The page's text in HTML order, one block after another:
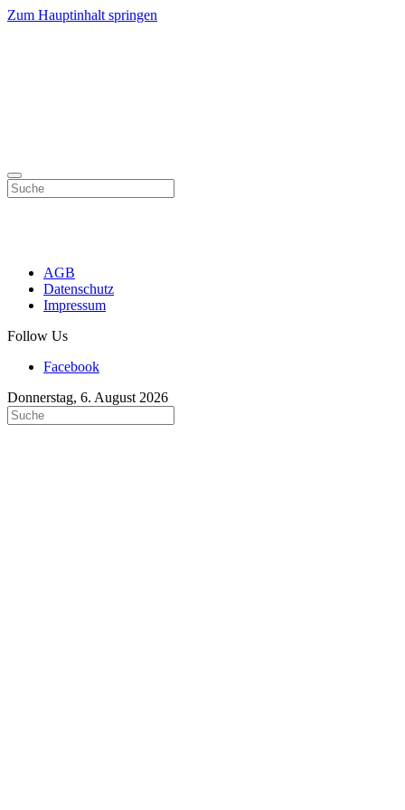
Zum Hauptinhalt springen
AGB
Datenschutz
Impressum
Follow Us
Facebook
Donnerstag, 6. August 2026